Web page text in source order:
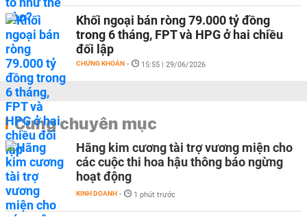
Khối ngoại bán ròng 79.000 tỷ đồng
trong 6 tháng, FPT và HPG ở hai chiều
đối lập
CHỨNG KHOÁN - 15:55 | 29/06/2026
Cùng chuyên mục
Hãng kim cương tài trợ vương miện cho
các cuộc thi hoa hậu thông báo ngừng
hoạt động
KINH DOANH - 1 phút trước